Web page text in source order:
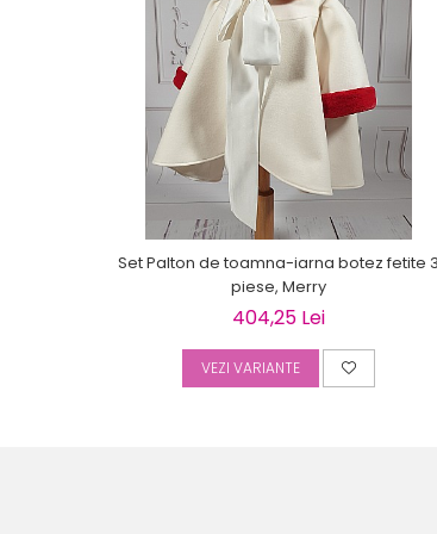
Set Palton de toamna-iarna botez fetite 3
piese, Merry
404,25 Lei
VEZI VARIANTE